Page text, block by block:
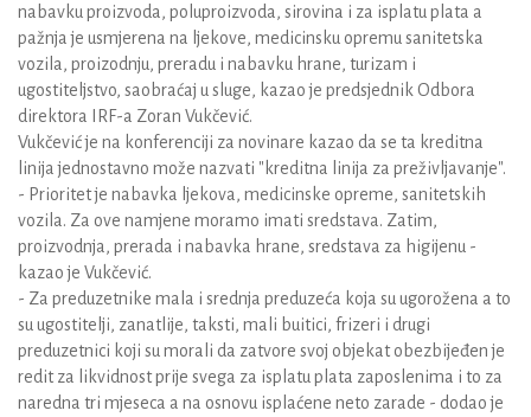
nabavku proizvoda, poluproizvoda, sirovina i za isplatu plata a
pažnja je usmjerena na ljekove, medicinsku opremu sanitetska
vozila, proizodnju, preradu i nabavku hrane, turizam i
ugostiteljstvo, saobraćaj u sluge, kazao je predsjednik Odbora
direktora IRF-a Zoran Vukčević.
Vukčević je na konferenciji za novinare kazao da se ta kreditna
linija jednostavno može nazvati "kreditna linija za preživljavanje".
- Prioritet je nabavka ljekova, medicinske opreme, sanitetskih
vozila. Za ove namjene moramo imati sredstava. Zatim,
proizvodnja, prerada i nabavka hrane, sredstava za higijenu -
kazao je Vukčević.
- Za preduzetnike mala i srednja preduzeća koja su ugorožena a to
su ugostitelji, zanatlije, taksti, mali buitici, frizeri i drugi
preduzetnici koji su morali da zatvore svoj objekat obezbijeđen je
redit za likvidnost prije svega za isplatu plata zaposlenima i to za
naredna tri mjeseca a na osnovu isplaćene neto zarade - dodao je